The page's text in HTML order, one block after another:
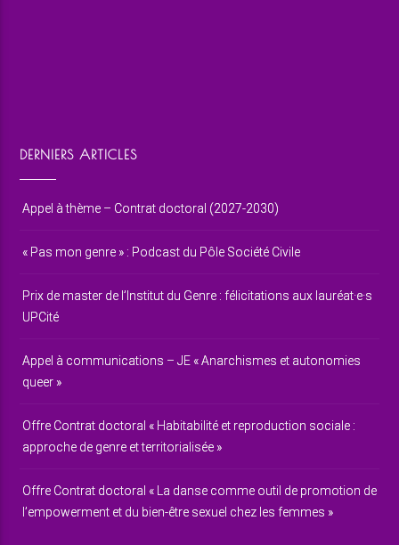
DERNIERS ARTICLES
Appel à thème – Contrat doctoral (2027-2030)
« Pas mon genre » : Podcast du Pôle Société Civile
Prix de master de l’Institut du Genre : félicitations aux lauréat·e·s
UPCité
Appel à communications – JE « Anarchismes et autonomies
queer »
Offre Contrat doctoral « Habitabilité et reproduction sociale :
approche de genre et territorialisée »
Offre Contrat doctoral « La danse comme outil de promotion de
l’empowerment et du bien-être sexuel chez les femmes »